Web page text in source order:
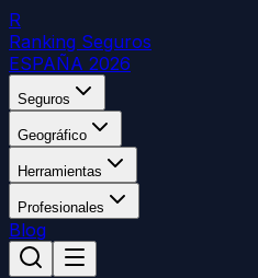
R
Ranking Seguros
ESPAÑA 2026
Seguros
Geográfico
Herramientas
Profesionales
Blog